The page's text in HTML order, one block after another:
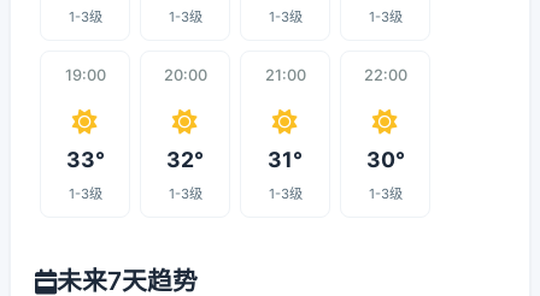
1-3级 1-3级 1-3级 1-3级
19:00
33°
1-3级
20:00
32°
1-3级
21:00
31°
1-3级
22:00
30°
1-3级
未来7天趋势